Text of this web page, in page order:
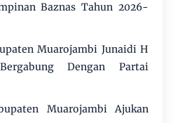
Baznas Tahun 2026-
Muarojambi Junaidi H
Dengan Partai
Muarojambi Ajukan